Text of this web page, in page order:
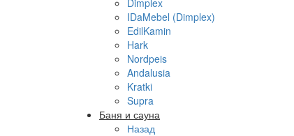
IDaMebel (Dimplex)
EdilKamin
Hark
Nordpeis
Andalusia
Kratki
Supra
Баня и сауна
Назад